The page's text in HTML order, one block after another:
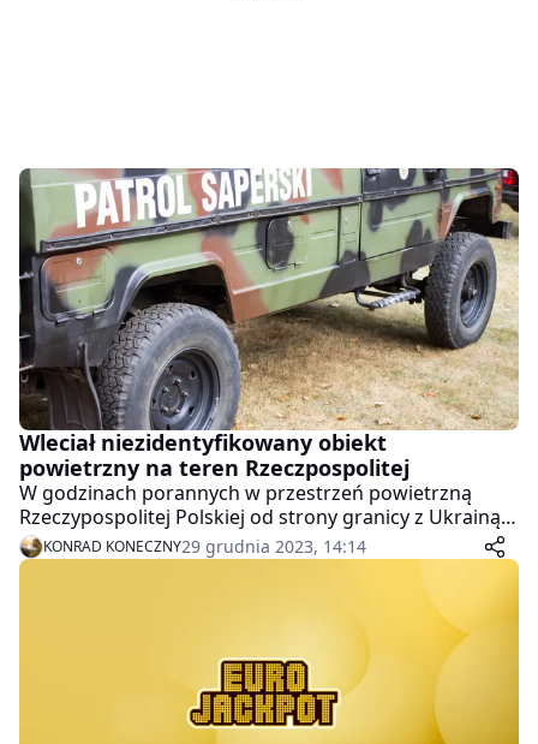
Wleciał niezidentyfikowany obiekt
powietrzny na teren Rzeczpospolitej
W godzinach porannych w przestrzeń powietrzną
Rzeczypospolitej Polskiej od strony granicy z Ukrainą
wleciał niezidentyfikowany obiekt powietrzny, który od
momentu przekroczenia granicy, aż do miejsca zaniku
sygnału obserwowany był przez środki radiolokacyjne
systemu obrony powietrznej kraju. Więcej poniżej!
KONRAD KONECZNY29 grudnia 2023, 14:14